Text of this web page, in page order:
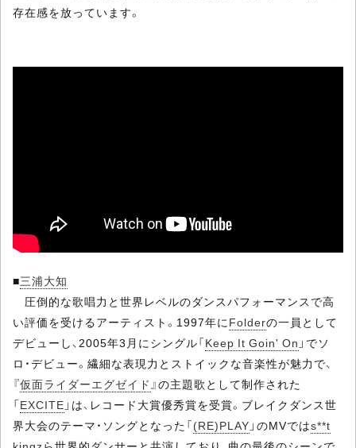
存在感を放っています。
■三浦大知
圧倒的な歌唱力と世界レベルのダンスパフォーマンスで高
い評価を受けるアーティスト。1997年にFolderの一員として
デビューし、2005年3月にシングル「Keep It Goin' On 」でソ
ロ・デビュー。繊細な表現力とストイックな音楽性が魅力で、
『仮面ライダーエグゼイド』の主題歌として制作された
「EXCITE 」は、レコード大賞優秀賞を受賞。ブレイクダンス世
界大会のテーマ・ソングとなった「(RE)PLAY 」のMVではs**t